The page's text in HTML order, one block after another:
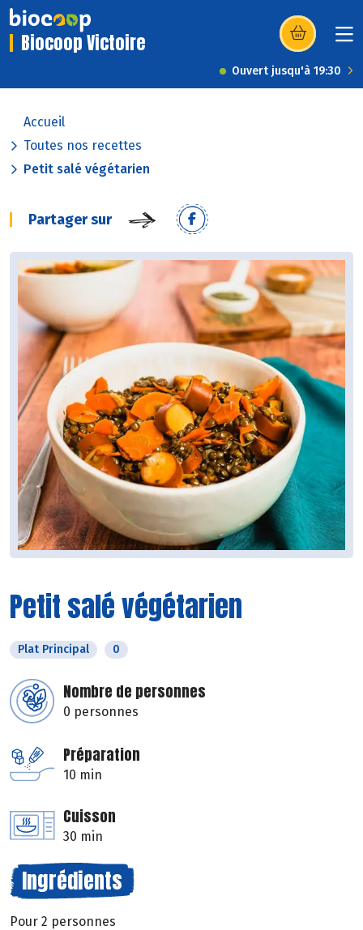
Biocoop Victoire (s’ouvre dans
Ouvert jusqu'à 19:30
Accueil
Toutes nos recettes
Petit salé végétarien
Partager sur
Petit salé végétarien
Plat Principal 0
Nombre de personnes
0 personnes
Préparation
10 min
Cuisson
30 min
Ingrédients
Pour 2 personnes